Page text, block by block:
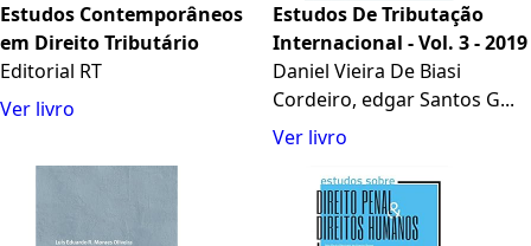
Estudos Contemporâneos
em Direito Tributário
Editorial RT
Ver livro
Estudos De Tributação
Internacional - Vol. 3 - 2019
Daniel Vieira De Biasi
Cordeiro, edgar Santos G...
Ver livro